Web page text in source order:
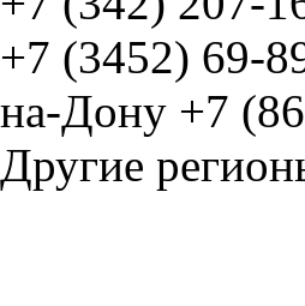
+7 (3452) 69-
на-Дону +7
Другие